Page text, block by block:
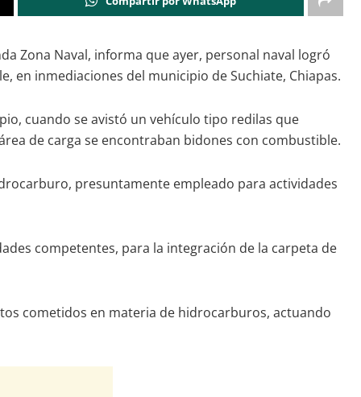
Zona Naval, informa que ayer, personal naval logró
en inmediaciones del municipio de Suchiate, Chiapas.
cuando se avistó un vehículo tipo redilas que
de carga se encontraban bidones con combustible.
presuntamente empleado para actividades
competentes, para la integración de la carpeta de
cometidos en materia de hidrocarburos, actuando